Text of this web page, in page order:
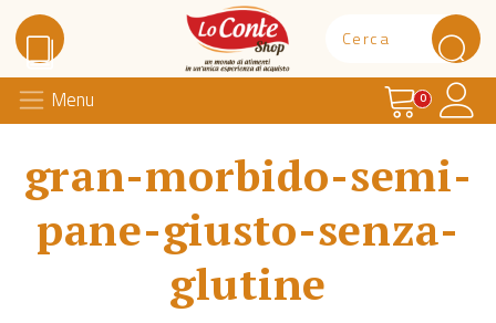
Lo Conte Shop
Menu Carrello
0
gran-morbido-semi-
pane-giusto-senza-
glutine